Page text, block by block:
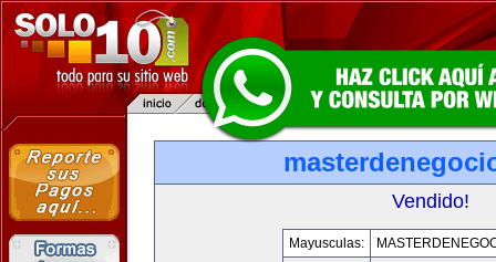
Vendido!
Mayusculas: